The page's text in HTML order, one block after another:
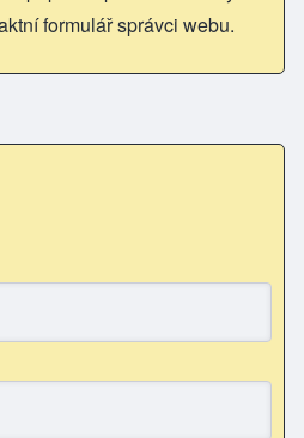
formulář správci webu.